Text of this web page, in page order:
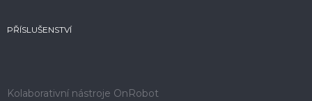
PŘÍSLUŠENSTVÍ
Kolaborativní nástroje OnRobot